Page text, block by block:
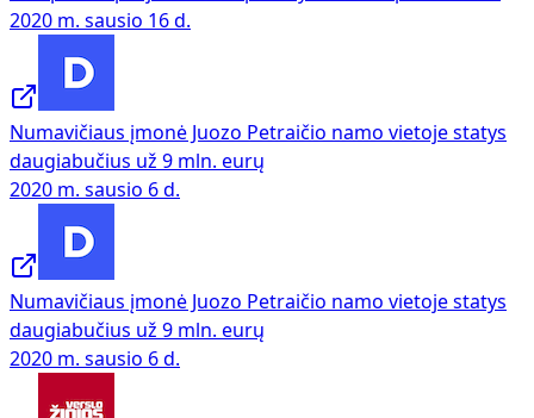
2020 m. sausio 16 d.
Numavičiaus įmonė Juozo Petraičio namo vietoje statys
daugiabučius už 9 mln. eurų
2020 m. sausio 6 d.
Numavičiaus įmonė Juozo Petraičio namo vietoje statys
daugiabučius už 9 mln. eurų
2020 m. sausio 6 d.